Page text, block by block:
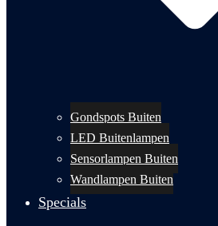
Gondspots Buiten
LED Buitenlampen
Sensorlampen Buiten
Wandlampen Buiten
Specials